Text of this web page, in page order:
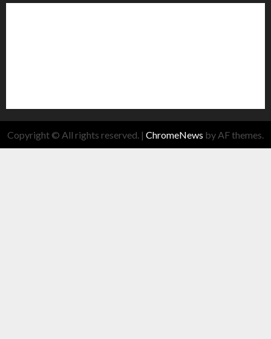
Copyright © All rights reserved. | ChromeNews by AF themes.